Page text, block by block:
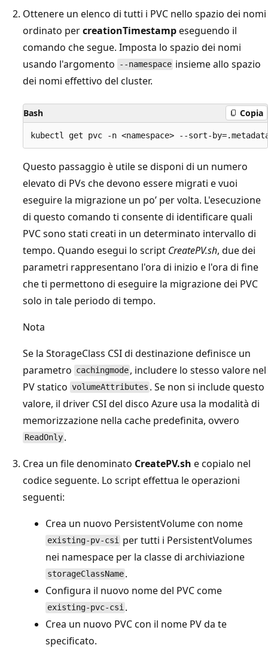
Ottenere un elenco di tutti i PVC nello spazio dei nomi
ordinato percreationTimestampeseguendo il
comando che segue. Imposta lo spazio dei nomi
usando l'argomento
--namespace insieme allo spazio
dei nomi effettivo del cluster.
Bash Copia
Questo passaggio è utile se disponi di un numero
elevato di PVs che devono essere migrati e vuoi
eseguire la migrazione un po’ per volta. L'esecuzione
di questo comando ti consente di identificare quali
PVC sono stati creati in un determinato intervallo di
tempo. Quando esegui lo script CreatePV.sh, due dei
parametri rappresentano l'ora di inizio e l'ora di fine
che ti permettono di eseguire la migrazione dei PVC
solo in tale periodo di tempo.
Nota
Se la StorageClass CSI di destinazione definisce un
parametro cachingmode , includere lo stesso valore nel
PV statico volumeAttributes . Se non si include questo
valore, il driver CSI del disco Azure usa la modalità di
memorizzazione nella cache predefinita, ovvero
ReadOnly .
Crea un file denominato CreatePV.sh e copialo nel
codice seguente. Lo script effettua le operazioni
seguenti:
Crea un nuovo PersistentVolume con nome
existing-pv-csi per tutti i PersistentVolumes
nei namespace per la classe di archiviazione
storageClassName .
Configura il nuovo nome del PVC come
existing-pvc-csi .
Crea un nuovo PVC con il nome PV da te
specificato.